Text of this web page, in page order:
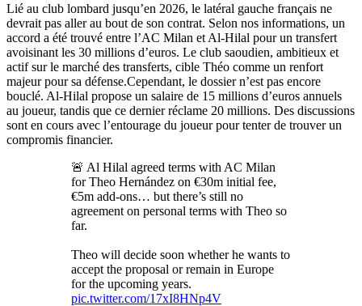
Lié au club lombard jusqu’en 2026, le latéral gauche français ne
devrait pas aller au bout de son contrat. Selon nos informations, un
accord a été trouvé entre l’AC Milan et Al-Hilal pour un transfert
avoisinant les 30 millions d’euros. Le club saoudien, ambitieux et
actif sur le marché des transferts, cible Théo comme un renfort
majeur pour sa défense.Cependant, le dossier n’est pas encore
bouclé. Al-Hilal propose un salaire de 15 millions d’euros annuels
au joueur, tandis que ce dernier réclame 20 millions. Des discussions
sont en cours avec l’entourage du joueur pour tenter de trouver un
compromis financier.
🚨 Al Hilal agreed terms with AC Milan
for Theo Hernández on €30m initial fee,
€5m add-ons… but there’s still no
agreement on personal terms with Theo so
far.
Theo will decide soon whether he wants to
accept the proposal or remain in Europe
for the upcoming years.
pic.twitter.com/17xI8HNp4V